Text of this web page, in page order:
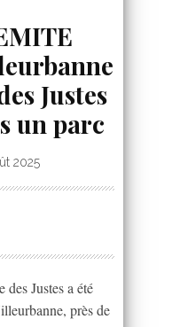
Justes
un parc
2025
Justes a été
près de